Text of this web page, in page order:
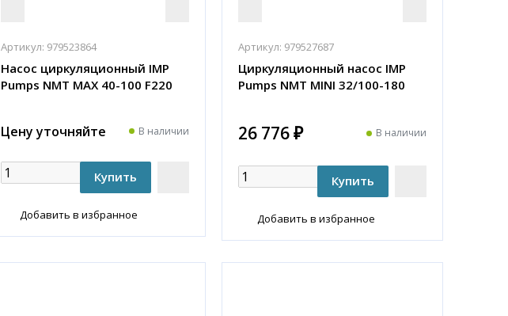
Артикул: 979523864
Насос циркуляционный IMP
Pumps NMT MAX 40-100 F220
Цену уточняйте В наличии
Добавить в избранное
Артикул: 979527687
Циркуляционный насос IMP
Pumps NMT MINI 32/100-180
26 776 ₽ В наличии
Добавить в избранное